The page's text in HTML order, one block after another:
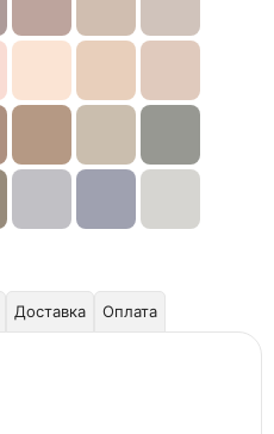
Доставка Оплата